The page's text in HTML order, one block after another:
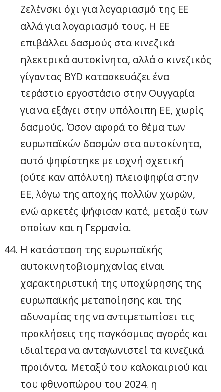
Ζελένσκι όχι για λογαριασμό της ΕΕ
αλλά για λογαριασμό τους. Η ΕΕ
επιβάλλει δασμούς στα κινεζικά
ηλεκτρικά αυτοκίνητα, αλλά ο κινεζικός
γίγαντας BYD κατασκευάζει ένα
τεράστιο εργοστάσιο στην Ουγγαρία
για να εξάγει στην υπόλοιπη ΕΕ, χωρίς
δασμούς. Όσον αφορά το θέμα των
ευρωπαϊκών δασμών στα αυτοκίνητα,
αυτό ψηφίστηκε με ισχνή σχετική
(ούτε καν απόλυτη) πλειοψηφία στην
ΕΕ, λόγω της αποχής πολλών χωρών,
ενώ αρκετές ψήφισαν κατά, μεταξύ των
οποίων και η Γερμανία.
Η κατάσταση της ευρωπαϊκής
αυτοκινητοβιομηχανίας είναι
χαρακτηριστική της υποχώρησης της
ευρωπαϊκής μεταποίησης και της
αδυναμίας της να αντιμετωπίσει τις
προκλήσεις της παγκόσμιας αγοράς και
ιδιαίτερα να ανταγωνιστεί τα κινεζικά
προϊόντα. Μεταξύ του καλοκαιριού και
του φθινοπώρου του 2024, η